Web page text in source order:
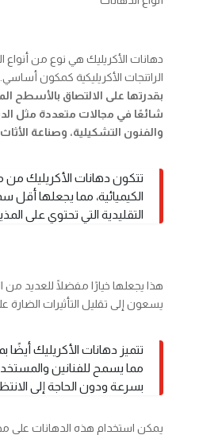
دهانات الأكريليك هي نوع من أنواع
الراتنجات الأكريليكية كمكون أساسي.
بقدرتها على الالتصاق بالأسطح
شائعًا في مجالات متعددة مثل
والفنون التشكيلية، وصناعة
تتكون دهانات الأكريليك من
الكيميائية، مما يجعلها أقل
التقليدية التي تحتوي على
هذا يجعلها خيارًا مفضلًا للعديد من
يسعون إلى تقليل التأثيرات الضارة
تتميز دهانات الأكريليك
مما يسمح للفنانين
بسرعة ودون الحاجة إلى
يمكن استخدام هذه الدهانات على